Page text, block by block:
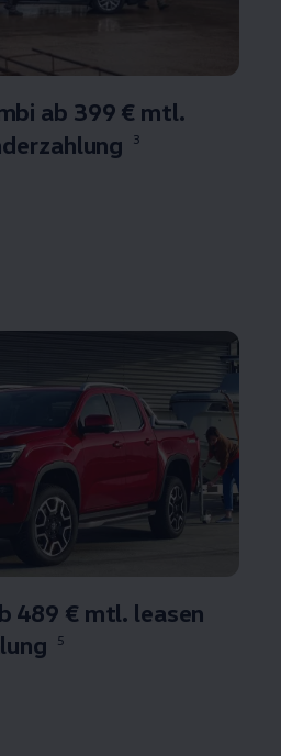
ab 399 € mtl.
3
489 € mtl. leasen
5